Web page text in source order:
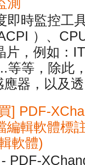
測
即時監控工
）、
片，例如：
等等，除此
器，以及
] PDF-
編輯軟體標
軟體)
PDF-